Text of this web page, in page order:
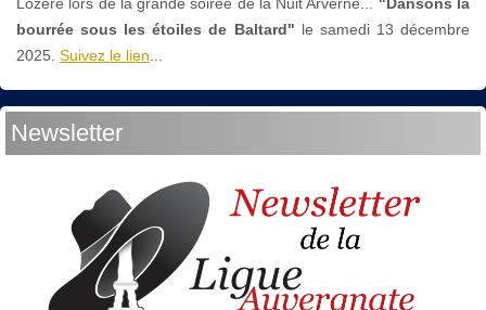
bourrée sous les étoiles de Baltard" le samedi 13 décembre
2025. Suivez le lien
Newsletter